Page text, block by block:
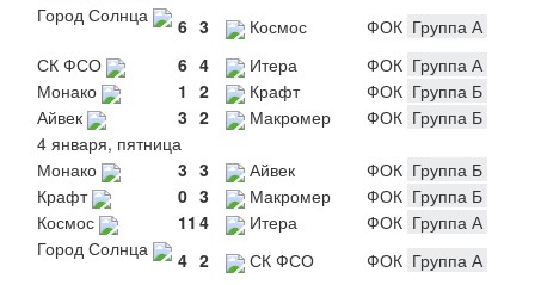
Город Солнца
6 3 Космос ФОК Группа А
СК ФСО
6 4 Итера ФОК Группа А
Монако
1 2 Крафт ФОК Группа Б
Айвек
3 2 Макромер ФОК Группа Б
4 января, пятница
Монако
3 3 Айвек ФОК Группа Б
Крафт
0 3 Макромер ФОК Группа Б
Космос
11 4 Итера ФОК Группа А
Город Солнца
4 2 СК ФСО ФОК Группа А